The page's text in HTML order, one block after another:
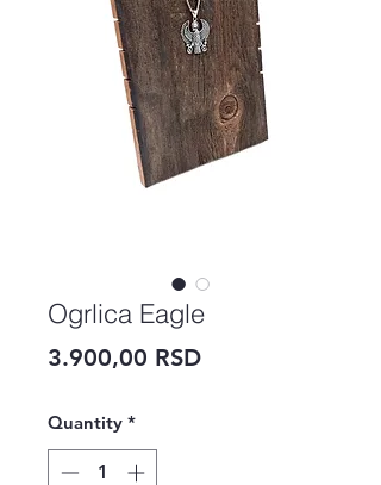
Ogrlica Eagle
3.900,00 RSDPrice
Quantity *